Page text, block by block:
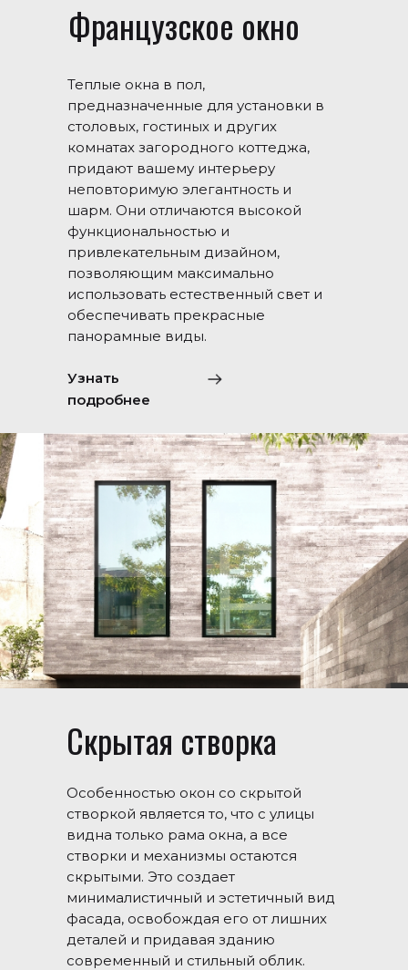
Французское окно
Теплые окна в пол,
предназначенные для установки в
столовых, гостиных и других
комнатах загородного коттеджа,
придают вашему интерьеру
неповторимую элегантность и
шарм. Они отличаются высокой
функциональностью и
привлекательным дизайном,
позволяющим максимально
использовать естественный свет и
обеспечивать прекрасные
панорамные виды.
Узнать
подробнее
Скрытая створка
Особенностью окон со скрытой
створкой является то, что с улицы
видна только рама окна, а все
створки и механизмы остаются
скрытыми. Это создает
минималистичный и эстетичный вид
фасада, освобождая его от лишних
деталей и придавая зданию
современный и стильный облик.